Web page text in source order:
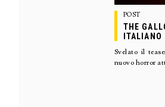
POST
THE
ITALIANO
Svelato il
nuovo horror